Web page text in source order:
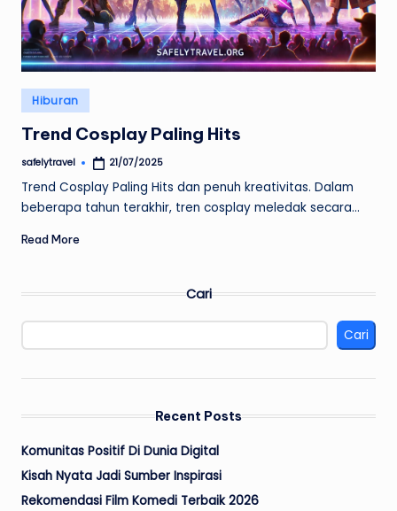
Posted
in
Hiburan
Trend Cosplay Paling Hits
Posted
safelytravel 21/07/2025
Trend Cosplay Paling Hits dan penuh kreativitas. Dalam
beberapa tahun terakhir, tren cosplay meledak secara…
Read More
Cari
Cari
Recent Posts
Komunitas Positif Di Dunia Digital
Kisah Nyata Jadi Sumber Inspirasi
Rekomendasi Film Komedi Terbaik 2026